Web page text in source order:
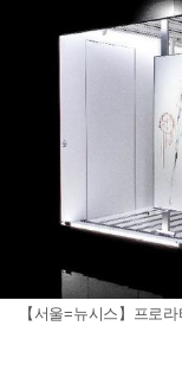
【서울=뉴시스】프